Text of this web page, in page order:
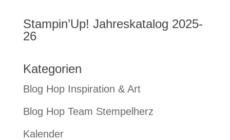
Stampin’Up! Jahreskatalog 2025-
26
Kategorien
Blog Hop Inspiration & Art
Blog Hop Team Stempelherz
Kalender